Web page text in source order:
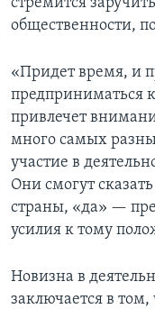
общественности,
«Придет время, и
предприниматься
привлечет
много самых
участие в
Они смогут
страны, «да» —
усилия к тому
Новизна в
заключается в